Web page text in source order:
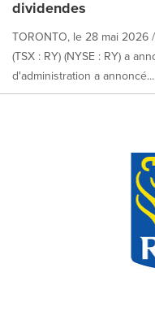
dividendes
TORONTO, le 28 mai 2026
(TSX : RY) (NYSE : RY) a
d'administration a annoncé...